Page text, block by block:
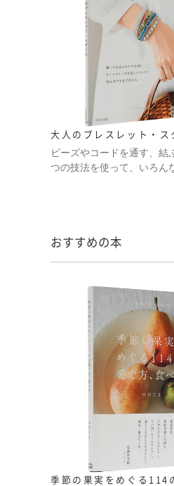
大人のブレスレット・ス
ビーズやコードを通す、結
つの技法を使って、いろん
おすすめの本
季節の果実をめぐる114